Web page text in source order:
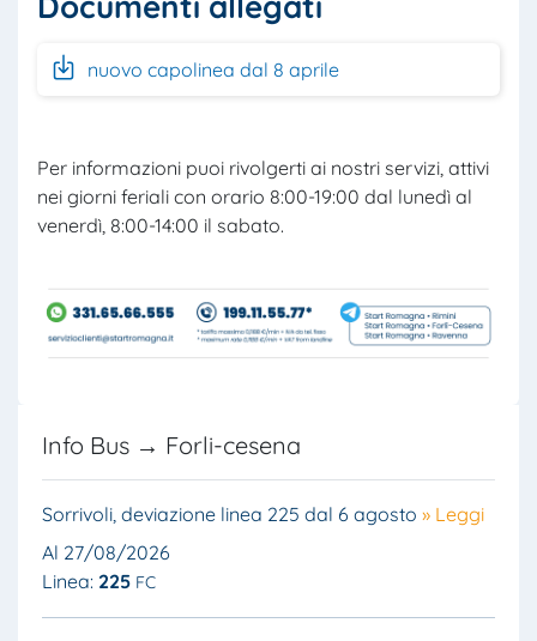
nuovo capolinea dal 8 aprile
Per informazioni puoi rivolgerti ai nostri servizi, attivi
nei giorni feriali con orario 8:00-19:00 dal lunedì al
venerdì, 8:00-14:00 il sabato.
Info Bus → Forli-cesena
Sorrivoli, deviazione linea 225 dal 6 agosto » Leggi
Al 27/08/2026
Linea: 225 FC